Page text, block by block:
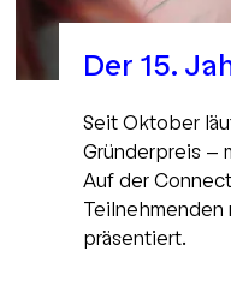
Der 15.
Seit Oktober
Gründerpreis -
Auf der
Teilnehmenden
präsentiert.